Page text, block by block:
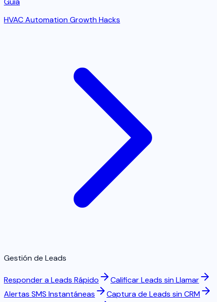
HVAC Automation Growth Hacks
Gestión de Leads
Responder a Leads Rápido
Calificar Leads sin Llamar
Alertas SMS Instantáneas
Captura de Leads sin CRM